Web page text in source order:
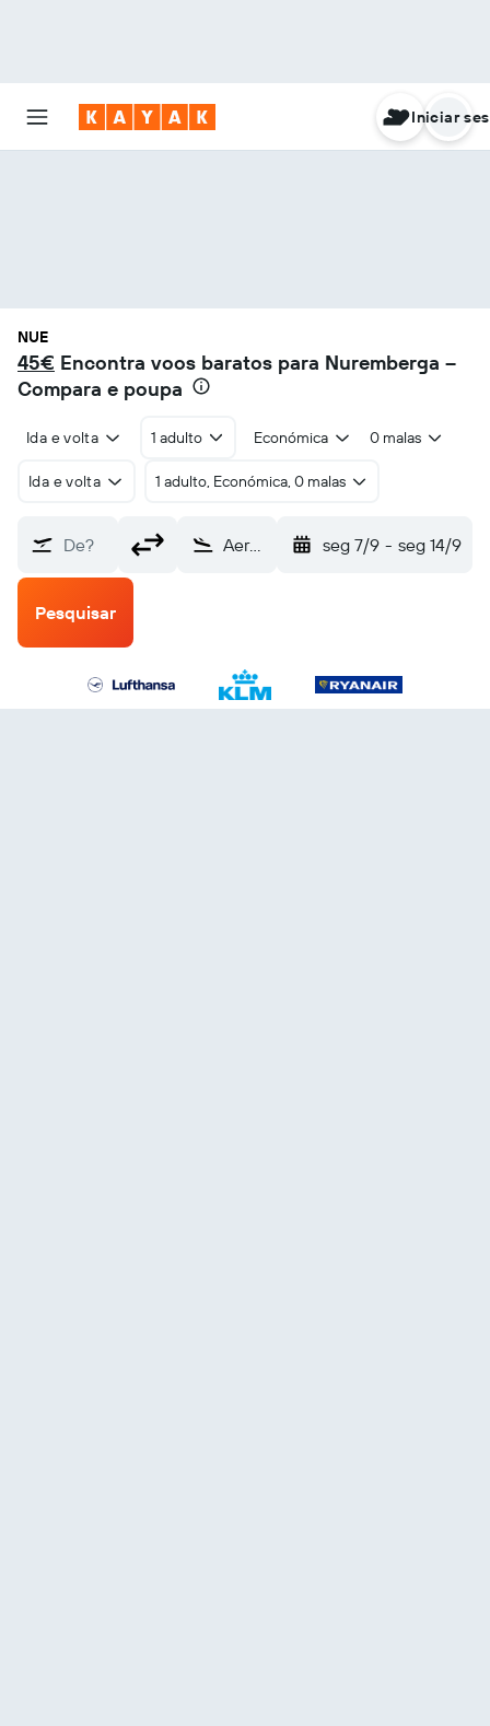
Iniciar
NUE
45€ Encontra voos baratos para Nuremberga –
Compara e poupa
Ida e volta 1 adulto Económica 0 malas
Ida e volta 1 adulto, Económica, 0 malas
De? Aeroporto de Nuremberga (NUE) seg 7/9 - seg 14/9
Pesquisar